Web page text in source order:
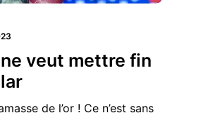
veut mettre fin
de l’or ! Ce n’est sans